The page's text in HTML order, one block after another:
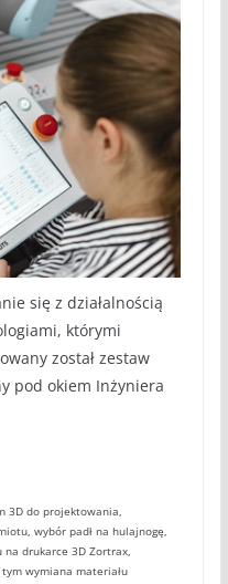
się z działalnością
którymi
został zestaw
pod okiem Inżyniera
3D do projektowania,
wybór padł na hulajnogę,
drukarce 3D Zortrax,
wymiana materiału